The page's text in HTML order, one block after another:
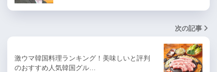
次の記事
激ウマ韓国料理ランキング！美味しいと評判
のおすすめ人気韓国グル…